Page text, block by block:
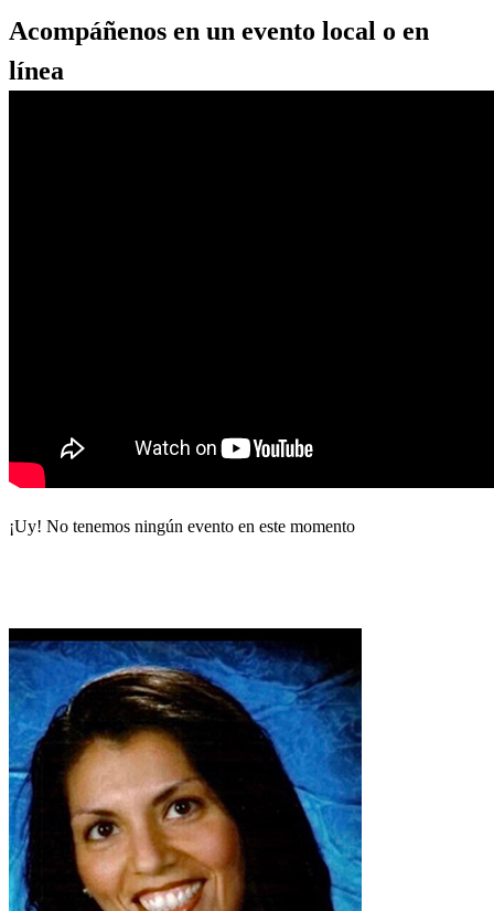
Acompáñenos en un evento local o en
línea
¡Uy! No tenemos ningún evento en este momento